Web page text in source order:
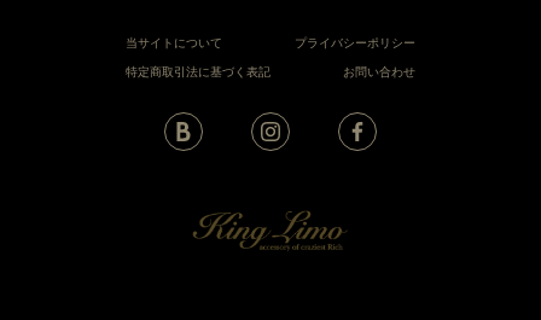
当サイトについて プライバシーポリシー
特定商取引法に基づく表記 お問い合わせ